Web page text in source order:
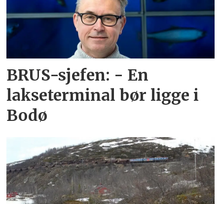
BRUS-sjefen: - En
lakseterminal bør ligge i
Bodø